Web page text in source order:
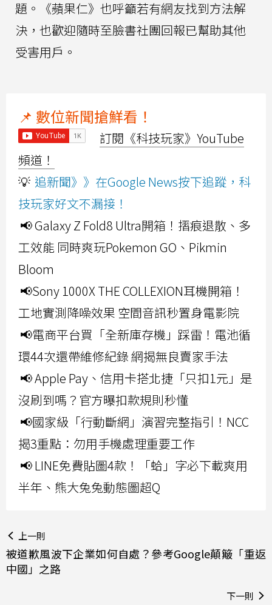
題。《蘋果仁》也呼籲若有網友找到方法解
決，也歡迎隨時至臉書社團回報已幫助其他
受害用戶。
📌 數位新聞搶鮮看！
訂閱《科技玩家》YouTube
頻道！
💡 追新聞》》在Google News按下追蹤，科
技玩家好文不漏接！
📢 Galaxy Z Fold8 Ultra開箱！摺痕退散、多
工效能 同時爽玩Pokemon GO、Pikmin
Bloom
📢Sony 1000X THE COLLEXION耳機開箱！
工地實測降噪效果 空間音訊秒置身電影院
📢電商平台買「全新庫存機」踩雷！電池循
環44次還帶維修紀錄 網揭無良賣家手法
📢 Apple Pay、信用卡搭北捷「只扣1元」是
沒刷到嗎？官方曝扣款規則秒懂
📢國家級「行動斷網」演習完整指引！NCC
揭3重點：勿用手機處理重要工作
📢 LINE免費貼圖4款！「蛤」字必下載爽用
半年、熊大兔兔動態圖超Q
上一則
被道歉風波下企業如何自處？參考Google顛簸「重返
中國」之路
下一則